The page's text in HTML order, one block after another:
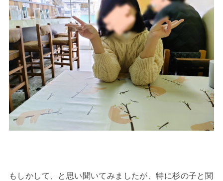
もしかして、と思い聞いてみましたが、特に杉の子と関